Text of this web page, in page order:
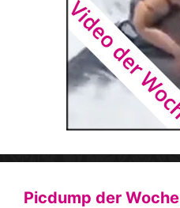
Picdump der Woche